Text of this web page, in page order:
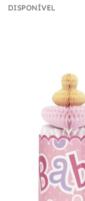
DISPONÍVEL